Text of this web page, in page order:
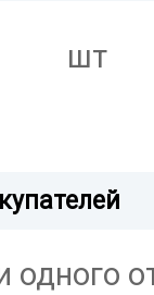
шт
одного